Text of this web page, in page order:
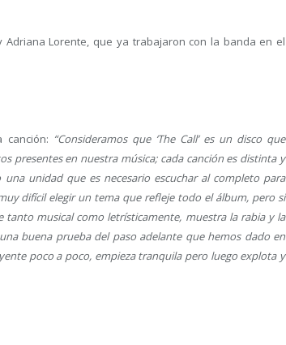
Lorente, que ya trabajaron con la banda en el
canción: “Consideramos que ‘The Call’ es un disco que
presentes en nuestra música; cada canción es distinta y
unidad que es necesario escuchar al completo para
difícil elegir un tema que refleje todo el álbum, pero si
tanto musical como letrísticamente, muestra la rabia y la
buena prueba del paso adelante que hemos dado en
poco a poco, empieza tranquila pero luego explota y